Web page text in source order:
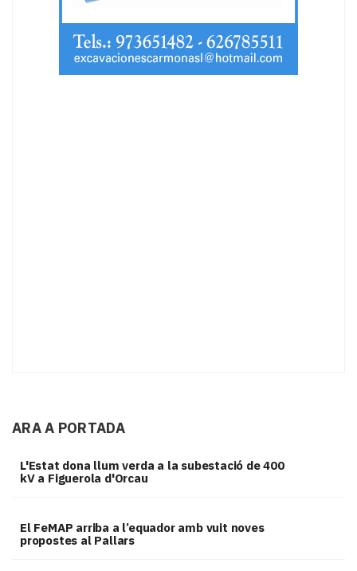
ARA A PORTADA
L'Estat dona llum verda a la subestació de 400
kV a Figuerola d'Orcau
El FeMAP arriba a l’equador amb vuit noves
propostes al Pallars